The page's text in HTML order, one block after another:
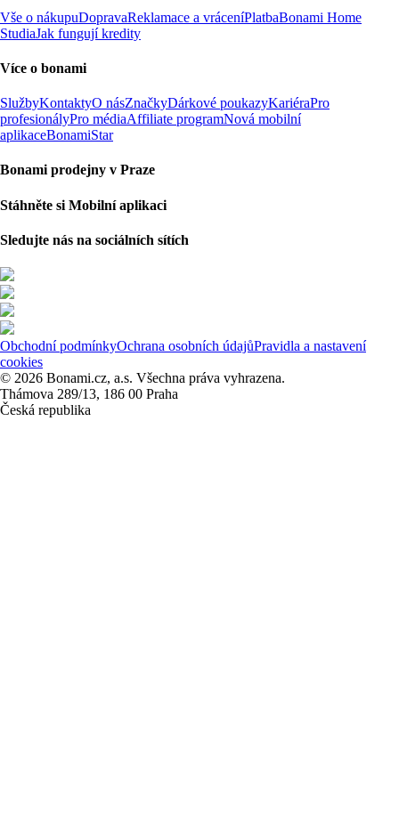
Vše o nákupuDopravaReklamace a vráceníPlatbaBonami Home
StudiaJak fungují kredity
Více o bonami
SlužbyKontaktyO násZnačkyDárkové poukazyKariéraPro
profesionályPro médiaAffiliate programNová mobilní
aplikaceBonamiStar
Bonami prodejny v Praze
Stáhněte si Mobilní aplikaci
Sledujte nás na sociálních sítích
Obchodní podmínkyOchrana osobních údajůPravidla a nastavení
cookies
© 2026 Bonami.cz, a.s. Všechna práva vyhrazena.
Thámova 289/13, 186 00 Praha
Česká republika